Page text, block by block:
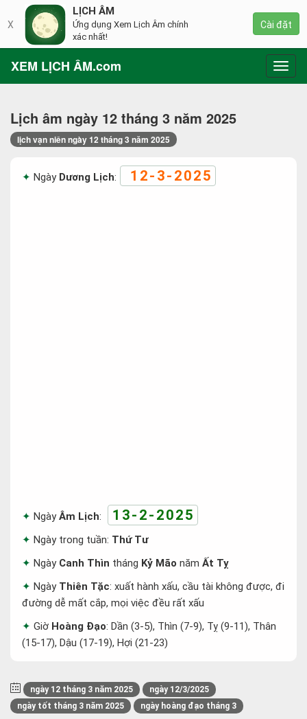
XEM LỊCH ÂM.com
Lịch âm ngày 12 tháng 3 năm 2025
lịch vạn niên ngày 12 tháng 3 năm 2025
Ngày Dương Lịch: 12-3-2025
NgàyÂm Lịch: 13-2-2025
Ngày trong tuần: Thứ Tư
Ngày Canh Thìn tháng Kỷ Mão năm Ất Tỵ
Ngày Thiên Tặc: xuất hành xấu, cầu tài không được, đi
đường dễ mất cắp, mọi việc đều rất xấu
Giờ Hoàng Đạo: Dần (3-5), Thìn (7-9), Tỵ (9-11), Thân
(15-17), Dậu (17-19), Hợi (21-23)
ngày 12 tháng 3 năm 2025
ngày 12/3/2025
ngày tốt tháng 3 năm 2025
ngày hoàng đạo tháng 3
X
LỊCH ÂM
Ứng dụng Xem Lịch Âm chính
xác nhất!
Cài đặt